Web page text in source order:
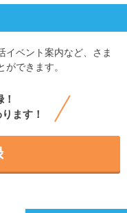
イベント案内など、さま
できます。
ます！